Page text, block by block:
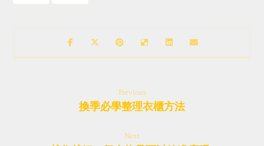
Previous
換季必學整理衣櫃方法
Next